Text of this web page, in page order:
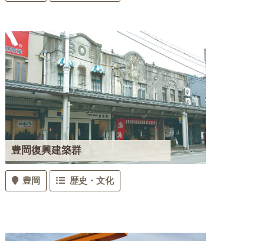
豊岡復興建築群
豊岡 歴史・文化